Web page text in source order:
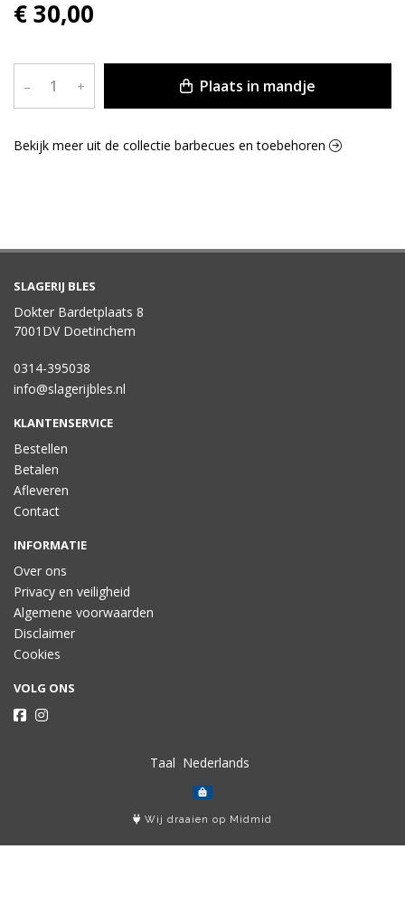
€ 30,00
– + Plaats in mandje
Bekijk meer uit de collectie barbecues en toebehoren
SLAGERIJ BLES
Dokter Bardetplaats 8
7001DV Doetinchem
0314-395038
info@slagerijbles.nl
KLANTENSERVICE
Bestellen
Betalen
Afleveren
Contact
INFORMATIE
Over ons
Privacy en veiligheid
Algemene voorwaarden
Disclaimer
Cookies
VOLG ONS
Taal
Wij draaien op Midmid